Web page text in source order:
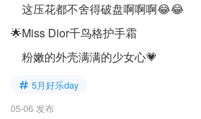
这压花都不舍得破盘啊啊啊😂😂
🌟Miss Dior千鸟格护手霜
粉嫩的外壳满满的少女心💗
5月好乐day
05-06 发布